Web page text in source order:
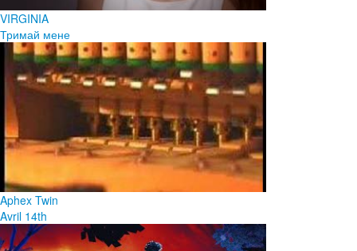
VIRGINIA
Тримай мене
Aphex Twin
Avril 14th